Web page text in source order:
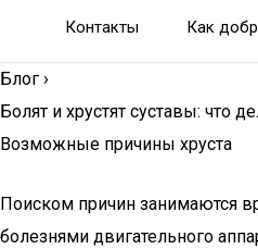
Контакты Как
Блог ›
Болят и хрустят суставы: что
Возможные причины хруста
Поиском причин занимаются
болезнями двигательного